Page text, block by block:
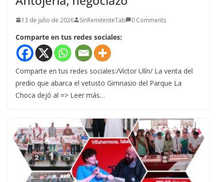
13 de julio de 2026 SinRemitenteTab 0 Comments
Comparte en tus redes sociales:
Comparte en tus redes sociales:/Víctor Ulín/ La venta del
predio que abarca el vetusto Gimnasio del Parque La
Choca dejó al => Leer más…